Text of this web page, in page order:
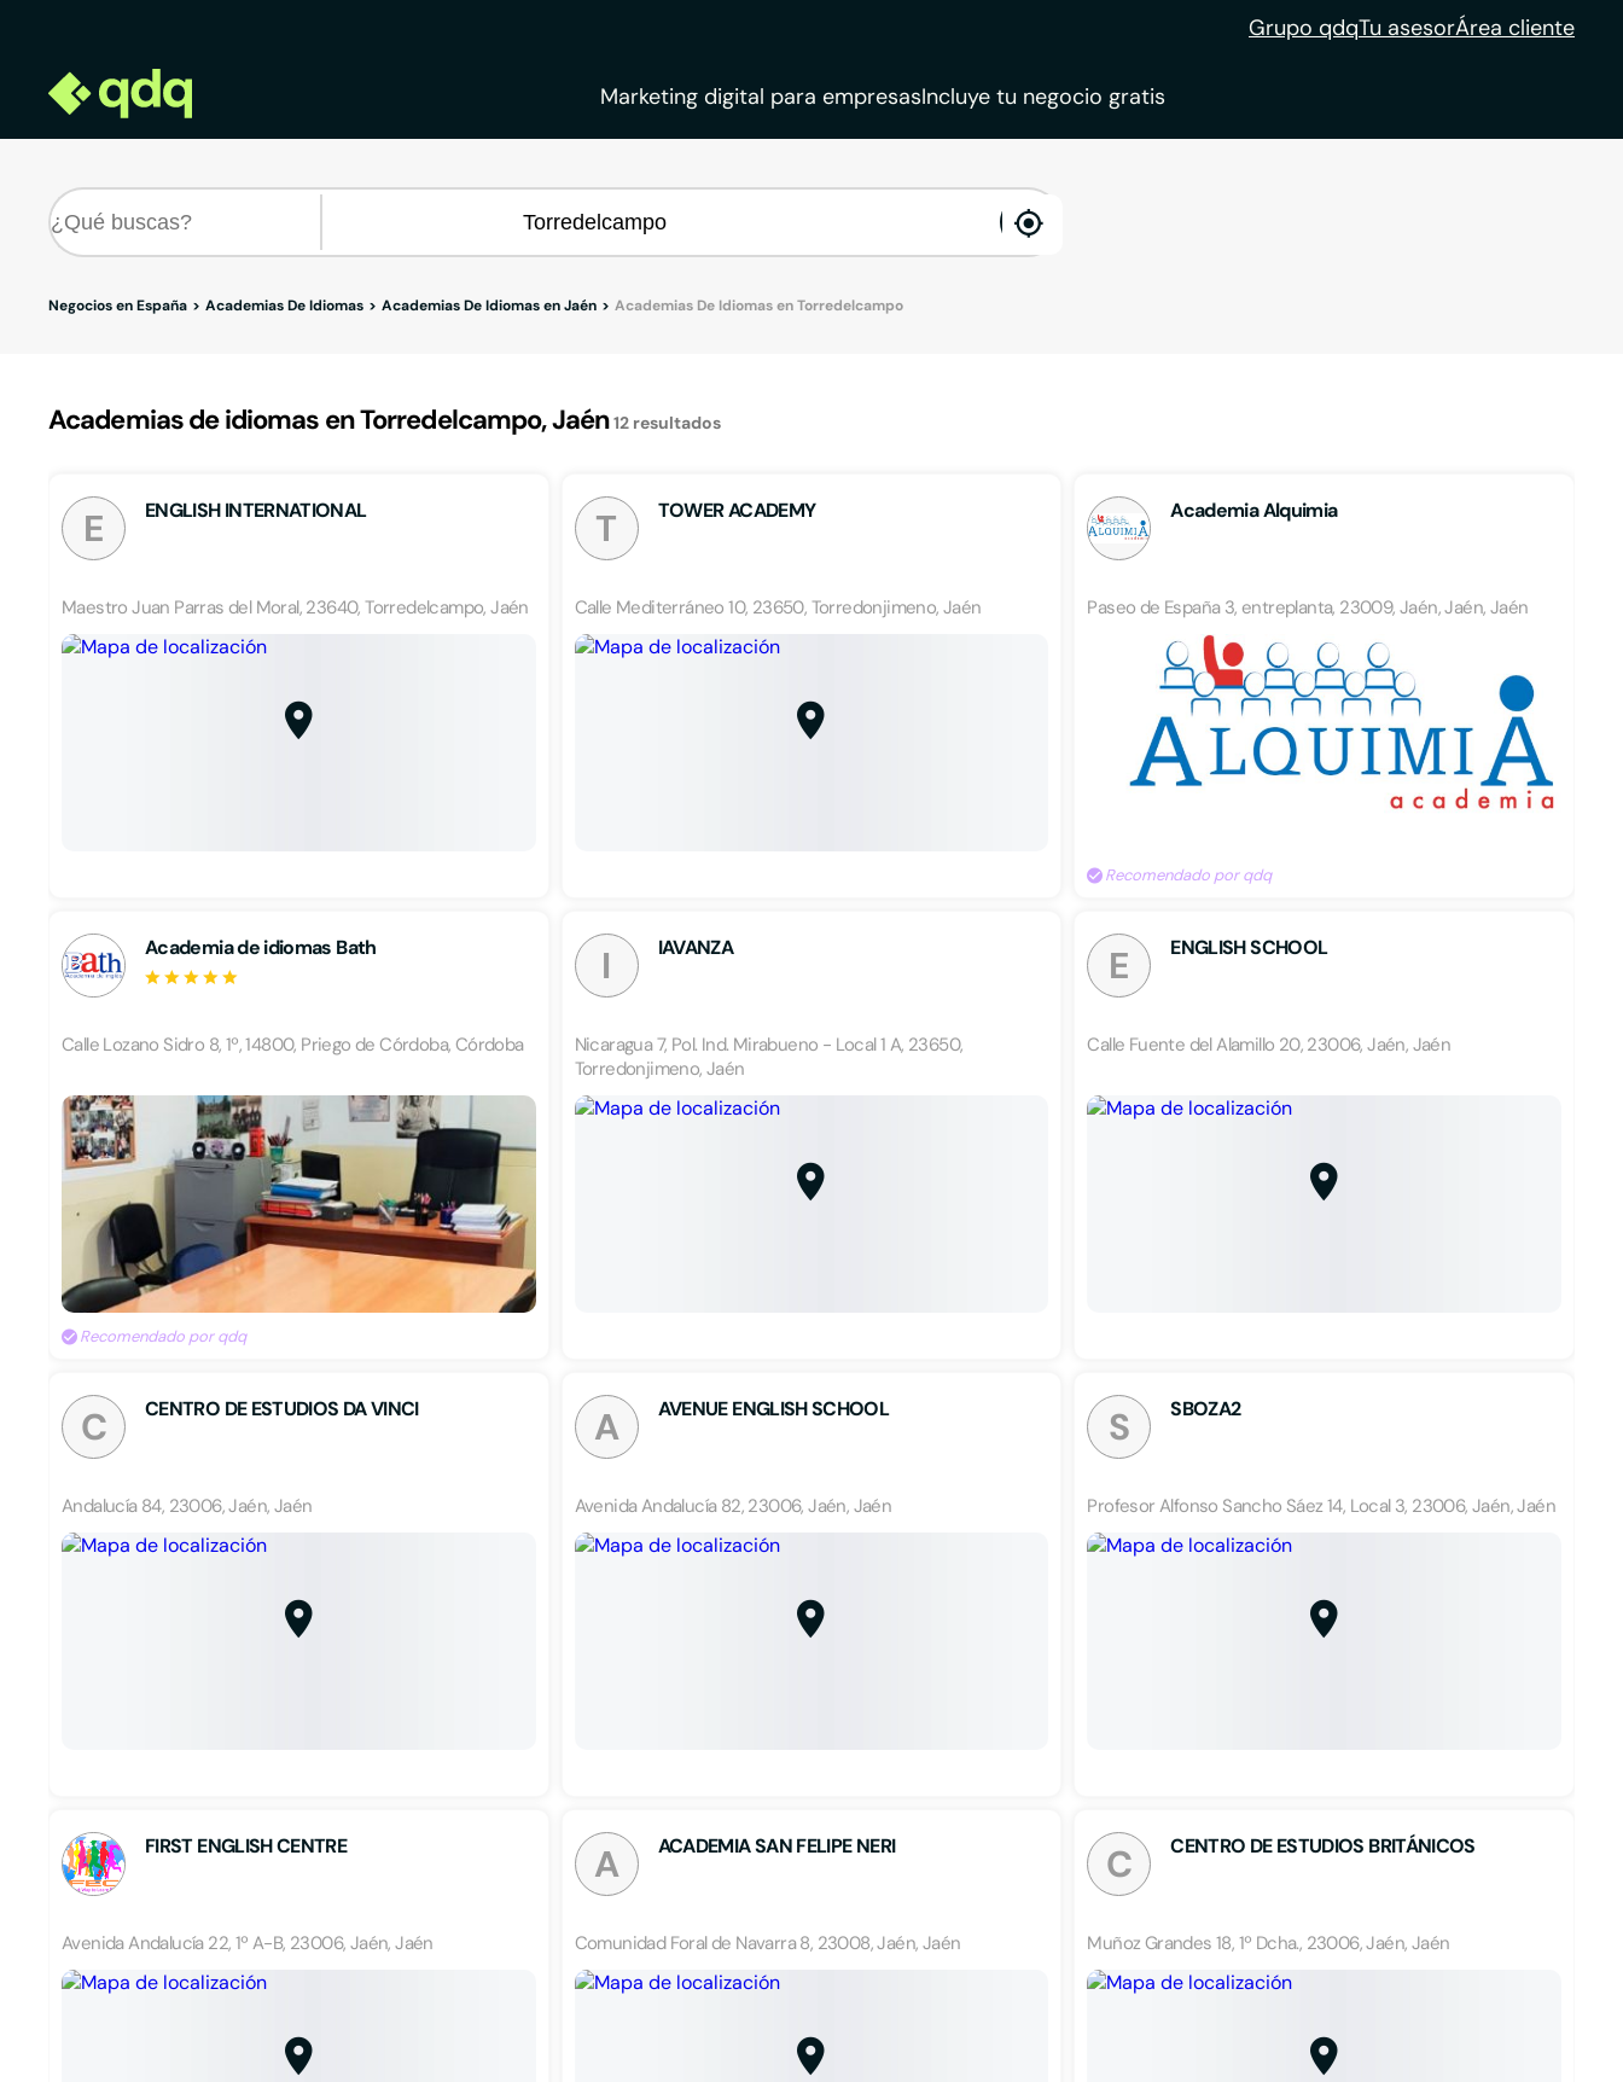
Grupo qdqTu asesorÁrea cliente
Marketing digital para empresasIncluye tu negocio gratis
enable
Negocios en España Academias De Idiomas Academias De Idiomas en Jaén Academias De Idiomas en Torredelcampo
Academias de idiomas en Torredelcampo, Jaén12 resultados
E ENGLISH INTERNATIONAL
Maestro Juan Parras del Moral, 23640, Torredelcampo, Jaén
T TOWER ACADEMY
Calle Mediterráneo 10, 23650, Torredonjimeno, Jaén
Academia Alquimia
Paseo de España 3, entreplanta, 23009, Jaén, Jaén, Jaén
Recomendado por qdq
Academia de idiomas Bath
Calle Lozano Sidro 8, 1º, 14800, Priego de Córdoba, Córdoba
Recomendado por qdq
I IAVANZA
Nicaragua 7, Pol. Ind. Mirabueno - Local 1 A, 23650,
Torredonjimeno, Jaén
E ENGLISH SCHOOL
Calle Fuente del Alamillo 20, 23006, Jaén, Jaén
C CENTRO DE ESTUDIOS DA VINCI
Andalucía 84, 23006, Jaén, Jaén
A AVENUE ENGLISH SCHOOL
Avenida Andalucía 82, 23006, Jaén, Jaén
S SBOZA2
Profesor Alfonso Sancho Sáez 14, Local 3, 23006, Jaén, Jaén
FIRST ENGLISH CENTRE
Avenida Andalucía 22, 1º A-B, 23006, Jaén, Jaén
A ACADEMIA SAN FELIPE NERI
Comunidad Foral de Navarra 8, 23008, Jaén, Jaén
C CENTRO DE ESTUDIOS BRITÁNICOS
Muñoz Grandes 18, 1º Dcha., 23006, Jaén, Jaén